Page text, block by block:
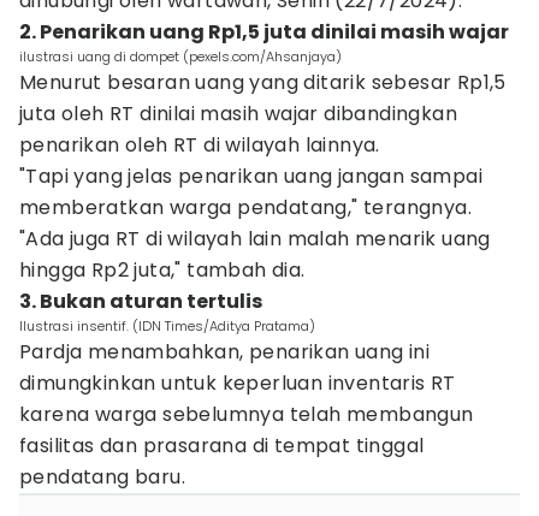
2. Penarikan uang Rp1,5 juta dinilai masih wajar
ilustrasi uang di dompet (pexels.com/Ahsanjaya)
Menurut besaran uang yang ditarik sebesar Rp1,5
juta oleh RT dinilai masih wajar dibandingkan
penarikan oleh RT di wilayah lainnya.
"Tapi yang jelas penarikan uang jangan sampai
memberatkan warga pendatang," terangnya.
"Ada juga RT di wilayah lain malah menarik uang
hingga Rp2 juta," tambah dia.
3. Bukan aturan tertulis
Ilustrasi insentif. (IDN Times/Aditya Pratama)
Pardja menambahkan, penarikan uang ini
dimungkinkan untuk keperluan inventaris RT
karena warga sebelumnya telah membangun
fasilitas dan prasarana di tempat tinggal
pendatang baru.